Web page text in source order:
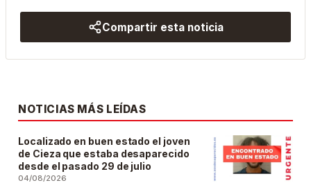
Compartir esta noticia
NOTICIAS MÁS LEÍDAS
Localizado en buen estado el joven
de Cieza que estaba desaparecido
desde el pasado 29 de julio
04/08/2026